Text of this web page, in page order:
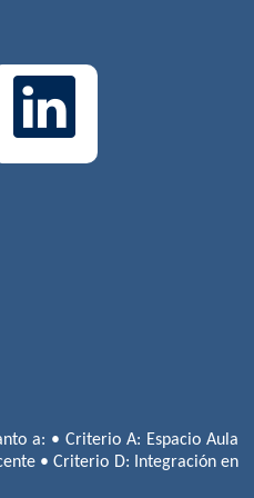
a: • Criterio A: Espacio Aula
• Criterio D: Integración en